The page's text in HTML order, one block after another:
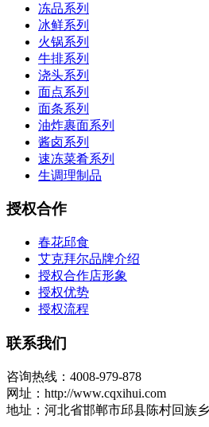
冻品系列
冰鲜系列
火锅系列
牛排系列
浇头系列
面点系列
面条系列
油炸裹面系列
酱卤系列
速冻菜肴系列
生调理制品
授权合作
春花邱食
艾克拜尔品牌介绍
授权合作店形象
授权优势
授权流程
联系我们
咨询热线：4008-979-878
网址：http://www.cqxihui.com
地址：河北省邯郸市邱县陈村回族